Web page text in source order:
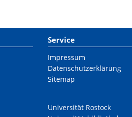
Service
Impressum
Datenschutzerklärung
Sitemap
Universität Rostock